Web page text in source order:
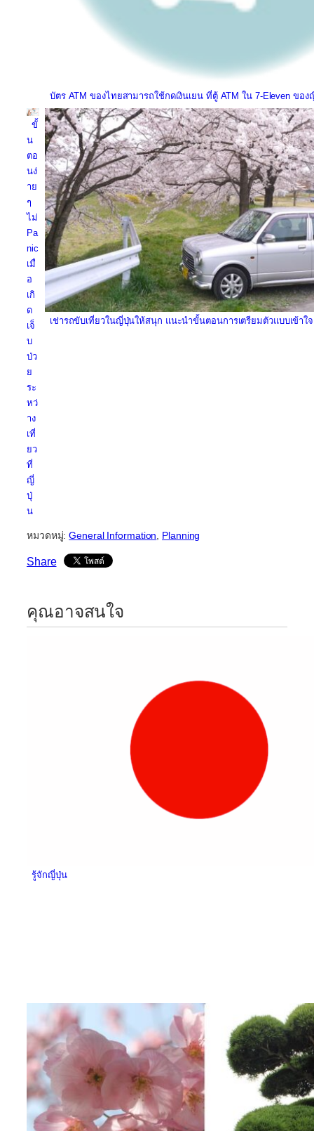
บัตร ATM ของไทยสามารถใช้กดเงินเยน ที่ตู้ ATM ใน 7-Eleven ขอ
ขั้
น
ตอ
นง่
าย
ๆ
ไม่
Pa
nic
เมื่
อ
เกิ
ด
เจ็
บ
ป่ว
ย
ระ
หว่
าง
เที่
ยว
ที่
ญี่
ปุ่
น
เช่ารถขับเที่ยวในญี่ปุ่นให้สนุก แนะนำขั้นตอนการเตรียมตัวแบบเข้าใจ
หมวดหมู่:General Information, Planning
Share
คุณอาจสนใจ
รู้จักญี่ปุ่น